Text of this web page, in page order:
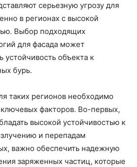
серьезную угрозу для
в регионах с высокой
Выбор подходящих
для фасада может
устойчивость объекта к
бурь.
таких регионов необходимо
факторов. Во-первых,
высокой устойчивостью к
и перепадам
важно обеспечить надежную
заряженных частиц, которые